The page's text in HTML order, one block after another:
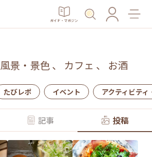
ガイド・マガジン
風景・景色、 カフェ 、 お酒
たびレポ イベント アクティビティ
記事 投稿